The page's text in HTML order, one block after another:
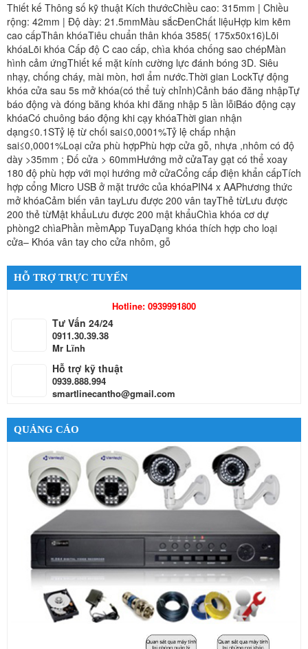
Thiết kế Thông số kỹ thuật Kích thướcChiều cao: 315mm | Chiều
rộng: 42mm | Độ dày: 21.5mmMàu sắcĐenChất liệuHợp kim kẽm
cao cấpThân khóaTiêu chuẩn thân khóa 3585( 175x50x16)Lõi
khóaLõi khóa Cấp độ C cao cấp, chìa khóa chống sao chépMàn
hình cảm ứngThiết kế mặt kính cường lực đánh bóng 3D. Siêu
nhạy, chống cháy, mài mòn, hơi ẩm nước.Thời gian LockTự động
khóa cửa sau 5s mở khóa(có thể tuỳ chỉnh)Cảnh báo đăng nhậpTự
báo động và đóng băng khóa khi đăng nhập 5 lần lỗiBáo động cạy
khóaCó chuông báo động khi cạy khóaThời gian nhận
dạng≤0.1STỷ lệ từ chối sai≤0,0001%Tỷ lệ chấp nhận
sai≤0,0001%Loại cửa phù hợpPhù hợp cửa gỗ, nhựa ,nhôm có độ
dày >35mm ; Đố cửa > 60mmHướng mở cửaTay gạt có thể xoay
180 độ phù hợp với mọi hướng mở cửaCổng cấp điện khẩn cấpTích
hợp cổng Micro USB ở mặt trước của khóaPIN4 x AAPhương thức
mở khóaCảm biến vân tayLưu được 200 vân tayThẻ từLưu được
200 thẻ từMật khẩuLưu được 200 mật khẩuChìa khóa cơ dự
phòng2 chìaPhần mềmApp TuyaDạng khóa thích hợp cho loại
cửa– Khóa vân tay cho cửa nhôm, gỗ
HỖ TRỢ TRỰC TUYẾN
Hotline: 0939991800
Tư Vấn 24/24
0911.30.39.38
Mr Lĩnh
Hỗ trợ kỹ thuật
0939.888.994
smartlinecantho@gmail.com
QUẢNG CÁO